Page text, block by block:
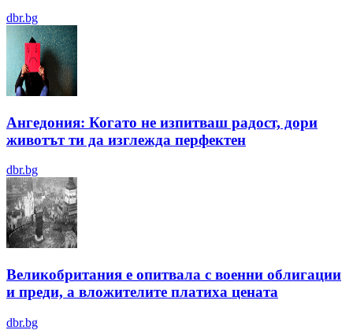
dbr.bg
Ангедония: Когато не изпитваш радост, дори
животът ти да изглежда перфектен
dbr.bg
Великобритания е опитвала с военни облигации
и преди, а вложителите платиха цената
dbr.bg